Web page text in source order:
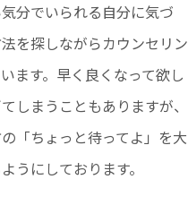
分でいられる自分に気づ
を探しながらカウンセリン
ます。早く良くなって欲し
しまうこともありますが、
「ちょっと待ってよ」を大
うにしております。